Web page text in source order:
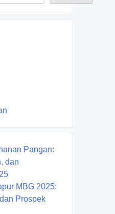
Pangan:
dan
MBG 2025:
Prospek